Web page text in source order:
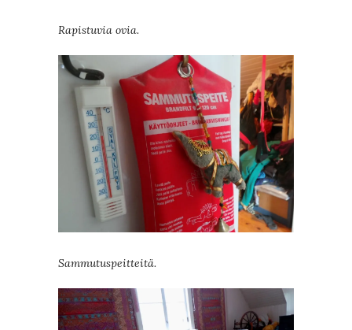
Rapistuvia ovia.
Sammutuspeitteitä.